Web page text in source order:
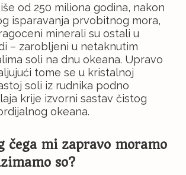
od 250 miliona godina, nakon
isparavanja prvobitnog mora,
minerali su ostali u
– zarobljeni u netaknutim
soli na dnu okeana. Upravo
tome se u kristalnoj
soli iz rudnika podno
krije izvorni sastav čistog
okeana.
čega mi zapravo moramo
so?